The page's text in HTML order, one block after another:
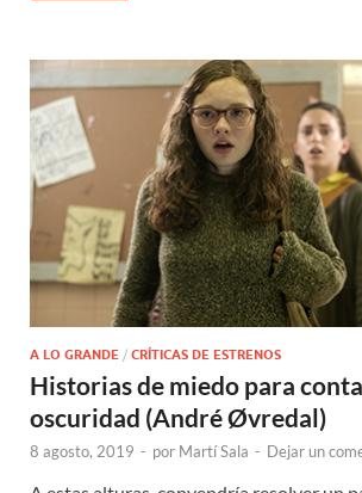
A LO GRANDE / CRÍTICAS DE ESTRENOS
Historias de miedo para
oscuridad (André Øvredal)
8 agosto, 2019 - por Martí Sala - Dejar un